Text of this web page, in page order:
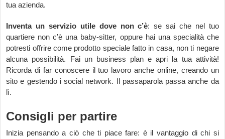
tua azienda.
Inventa un servizio utile dove non c’è: se sai che nel tuo
quartiere non c’è una baby-sitter, oppure hai una specialità che
potresti offrire come prodotto speciale fatto in casa, non ti negare
alcuna possibilità. Fai un business plan e apri la tua attività!
Ricorda di far conoscere il tuo lavoro anche online, creando un
sito e gestendo i social network. Il passaparola passa anche da
lì.
Consigli per partire
Inizia pensando a ciò che ti piace fare: è il vantaggio di chi si